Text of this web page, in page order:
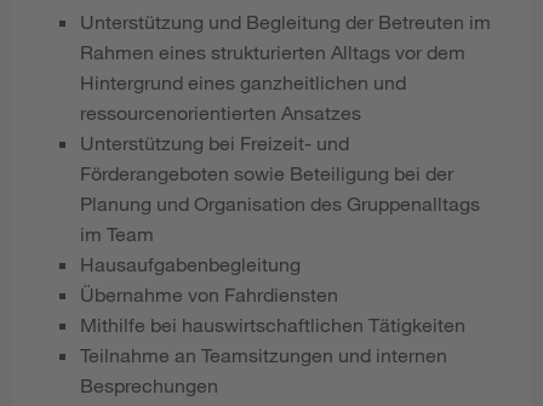
Unterstützung und Begleitung der Betreuten im
Rahmen eines strukturierten Alltags vor dem
Hintergrund eines ganzheitlichen und
ressourcenorientierten Ansatzes
Unterstützung bei Freizeit- und
Förderangeboten sowie Beteiligung bei der
Planung und Organisation des Gruppenalltags
im Team
Hausaufgabenbegleitung
Übernahme von Fahrdiensten
Mithilfe bei hauswirtschaftlichen Tätigkeiten
Teilnahme an Teamsitzungen und internen
Besprechungen